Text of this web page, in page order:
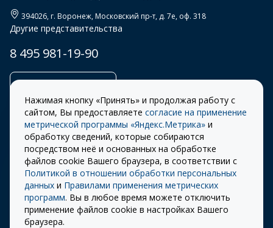
394026, г. Воронеж,Московский пр-т, д. 7е, оф. 318
Другие представительства
8 495 981-19-90
© 2026 «СТОУН-XXI»
Разработка сайта –
ITECH
Правила
использования cookie
Правила пользования
сайтом
Политика
конфиденциальности
Нажимая кнопку «Принять» и продолжая работу с
сайтом, Вы предоставляете согласие на применение
метрической программы «Яндекс.Метрика» и
обработку сведений, которые собираются
посредством неё и основанных на обработке
файлов cookie Вашего браузера, в соответствии с
Политикой в отношении обработки персональных
данных и Правилами применения метрических
программ. Вы в любое время можете отключить
применение файлов cookie в настройках Вашего
браузера.